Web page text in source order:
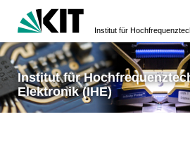
Institut für
Elektronik (IHE)